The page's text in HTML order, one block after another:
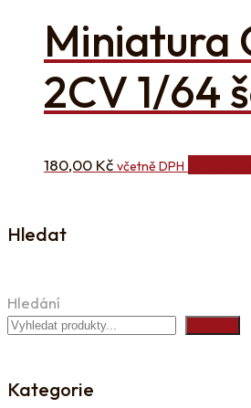
Miniatura
2CV 1/64
180,00 Kč včetně DPH
Hledat
Hledání
Kategorie